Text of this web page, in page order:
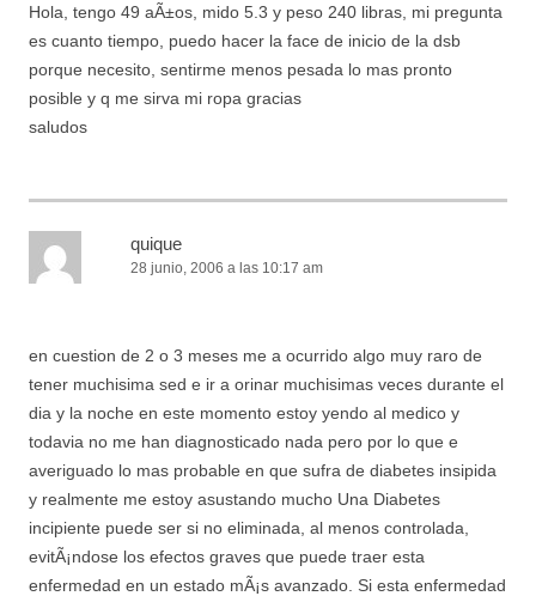
Hola, tengo 49 aÃ±os, mido 5.3 y peso 240 libras, mi pregunta
es cuanto tiempo, puedo hacer la face de inicio de la dsb
porque necesito, sentirme menos pesada lo mas pronto
posible y q me sirva mi ropa gracias
saludos
quique
28 junio, 2006 a las 10:17 am
en cuestion de 2 o 3 meses me a ocurrido algo muy raro de
tener muchisima sed e ir a orinar muchisimas veces durante el
dia y la noche en este momento estoy yendo al medico y
todavia no me han diagnosticado nada pero por lo que e
averiguado lo mas probable en que sufra de diabetes insipida
y realmente me estoy asustando mucho Una Diabetes
incipiente puede ser si no eliminada, al menos controlada,
evitÃ¡ndose los efectos graves que puede traer esta
enfermedad en un estado mÃ¡s avanzado. Si esta enfermedad